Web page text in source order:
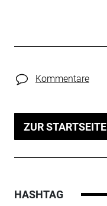
Kommentare
ZUR STARTSEITE
HASHTAG